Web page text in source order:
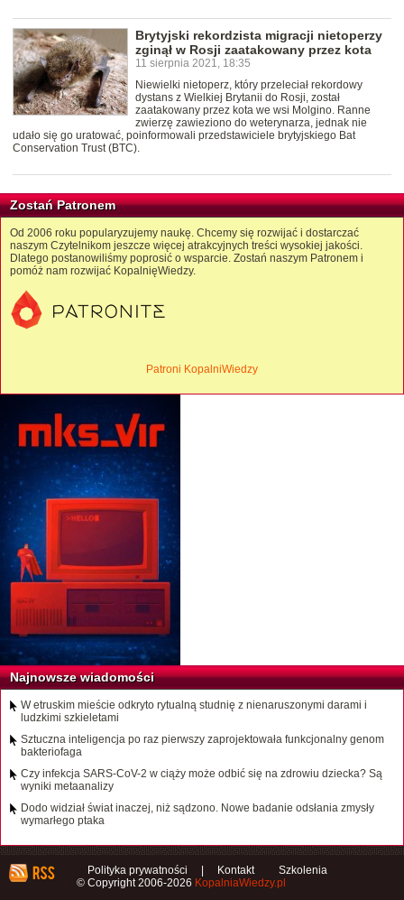
Brytyjski rekordzista migracji nietoperzy
zginął w Rosji zaatakowany przez kota
11 sierpnia 2021, 18:35
Niewielki nietoperz, który przeleciał rekordowy
dystans z Wielkiej Brytanii do Rosji, został
zaatakowany przez kota we wsi Molgino. Ranne
zwierzę zawieziono do weterynarza, jednak nie
udało się go uratować, poinformowali przedstawiciele brytyjskiego Bat
Conservation Trust (BTC).
Zostań Patronem
Od 2006 roku popularyzujemy naukę. Chcemy się rozwijać i dostarczać
naszym Czytelnikom jeszcze więcej atrakcyjnych treści wysokiej jakości.
Dlatego postanowiliśmy poprosić o wsparcie. Zostań naszym Patronem i
pomóż nam rozwijać KopalnięWiedzy.
Patroni KopalniWiedzy
Najnowsze wiadomości
W etruskim mieście odkryto rytualną studnię z nienaruszonymi darami i
ludzkimi szkieletami
Sztuczna inteligencja po raz pierwszy zaprojektowała funkcjonalny genom
bakteriofaga
Czy infekcja SARS-CoV-2 w ciąży może odbić się na zdrowiu dziecka? Są
wyniki metaanalizy
Dodo widział świat inaczej, niż sądzono. Nowe badanie odsłania zmysły
wymarłego ptaka
Polityka prywatności Kontakt
Szkolenia
© Copyright 2006-2026 KopalniaWiedzy.pl